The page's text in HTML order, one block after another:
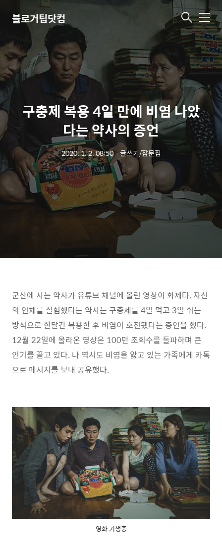
블로거팁닷컴 메
뉴
구충제 복용 4일 만에 비염 나았
다는 약사의 증언
2020. 1. 2. 08:50ㆍ 글쓰기/잡문집
군산에 사는 약사가 유튜브 채널에 올린 영상이 화제다. 자신
의 인체를 실험했다는 약사는 구충제를 4일 먹고 3일 쉬는
방식으로 한달간 복용한 후 비염이 호전됐다는 증언을 했다.
12월 22일에 올라온 영상은 100만 조회수를 돌파하며 큰
인기를 끌고 있다. 나 역시도 비염을 앓고 있는 가족에게 카톡
으로 메시지를 보내 공유했다.
영화 기생충